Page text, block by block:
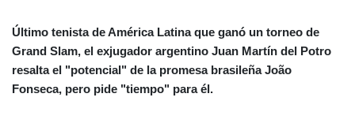
Último tenista de América Latina que ganó un torneo de
Grand Slam, el exjugador argentino Juan Martín del Potro
resalta el "potencial" de la promesa brasileña João
Fonseca, pero pide "tiempo" para él.